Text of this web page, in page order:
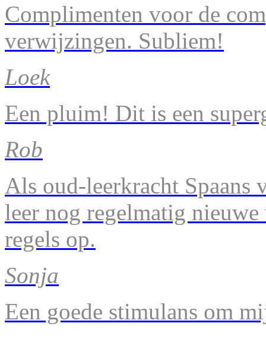
Complimenten voor de
verwijzingen. Subliem!
Loek
Een pluim! Dit is een
Rob
Als oud-leerkracht
leer nog regelmatig
regels op.
Sonja
Een goede stimulans om